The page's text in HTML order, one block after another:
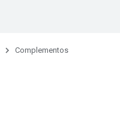
Complementos